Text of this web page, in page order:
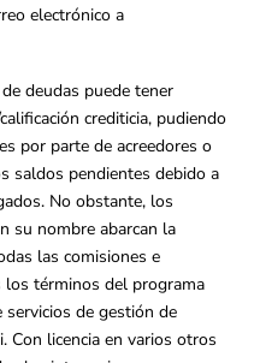
electrónico a
deudas puede tener
crediticia, pudiendo
por parte de acreedores o
saldos pendientes debido a
No obstante, los
su nombre abarcan la
las comisiones e
los términos del programa
servicios de gestión de
Con licencia en varios otros